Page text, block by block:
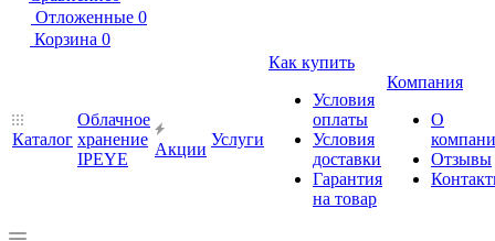
Отложенные 0
Корзина 0
Каталог
Облачное
хранение
IPEYE
Акции
Услуги
Как купить
Условия
оплаты
Условия
доставки
Гарантия
на товар
Компания
О
Отзывы